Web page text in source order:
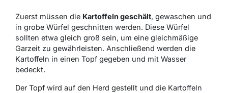
Zuerst müssen die Kartoffeln geschält, gewaschen und
in grobe Würfel geschnitten werden. Diese Würfel
sollten etwa gleich groß sein, um eine gleichmäßige
Garzeit zu gewährleisten. Anschließend werden die
Kartoffeln in einen Topf gegeben und mit Wasser
bedeckt.
Der Topf wird auf den Herd gestellt und die Kartoffeln